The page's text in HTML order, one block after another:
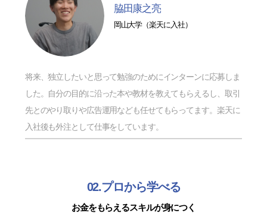
脇田康之亮
岡山大学（楽天に入社）
将来、独立したいと思って勉強のためにインターンに応募しま
した。自分の目的に沿った本や教材を教えてもらえるし、取引
先とのやり取りや広告運用なども任せてもらってます。楽天に
入社後も外注として仕事をしています。
02.プロから学べる
お金をもらえるスキルが身につく